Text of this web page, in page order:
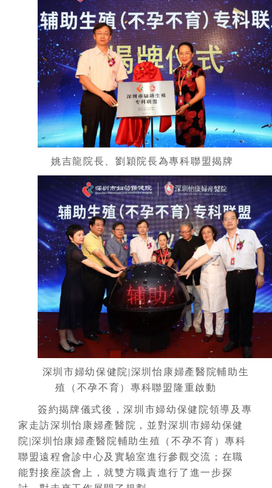
姚吉龍院長、劉穎院長為專科聯盟揭牌
深圳市婦幼保健院|深圳怡康婦產醫院輔助生
殖（不孕不育）專科聯盟隆重啟動
簽約揭牌儀式後，深圳市婦幼保健院領導及專
家走訪深圳怡康婦產醫院，並對深圳市婦幼保健
院|深圳怡康婦產醫院輔助生殖（不孕不育）專科
聯盟遠程會診中心及實驗室進行參觀交流；在職
能對接座談會上，就雙方職責進行了進一步探